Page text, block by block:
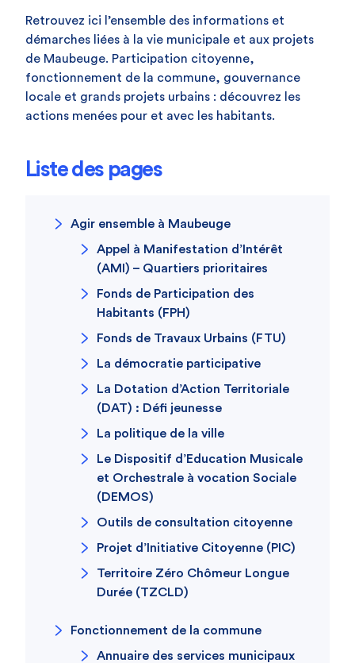
Retrouvez ici l’ensemble des informations et
démarches liées à la vie municipale et aux projets
de Maubeuge. Participation citoyenne,
fonctionnement de la commune, gouvernance
locale et grands projets urbains : découvrez les
actions menées pour et avec les habitants.
Liste des pages
Agir ensemble à Maubeuge
Appel à Manifestation d’Intérêt
(AMI) – Quartiers prioritaires
Fonds de Participation des
Habitants (FPH)
Fonds de Travaux Urbains (FTU)
La démocratie participative
La Dotation d’Action Territoriale
(DAT) : Défi jeunesse
La politique de la ville
Le Dispositif d’Education Musicale
et Orchestrale à vocation Sociale
(DEMOS)
Outils de consultation citoyenne
Projet d’Initiative Citoyenne (PIC)
Territoire Zéro Chômeur Longue
Durée (TZCLD)
Fonctionnement de la commune
Annuaire des services municipaux